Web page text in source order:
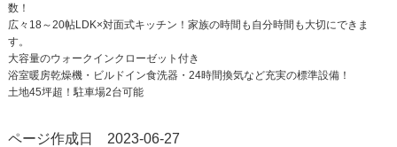
数！
広々18～20帖LDK×対面式キッチン！家族の時間も自分時間も大切にできま
す。
大容量のウォークインクローゼット付き
浴室暖房乾燥機・ビルドイン食洗器・24時間換気など充実の標準設備！
土地45坪超！駐車場2台可能
ページ作成日 2023-06-27